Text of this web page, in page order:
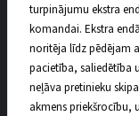
turpinājumu ekstra
komandai. Ekstra
noritēja līdz pēdējam
pacietība, saliedētība
neļāva pretinieku
akmens priekšrocību,